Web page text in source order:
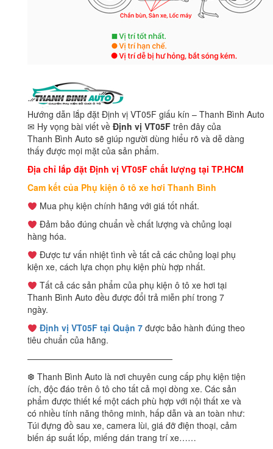
Hướng dẫn lắp đặt Định vị VT05F giấu kín – Thanh Bình Auto
✉ Hy vọng bài viết về Định vị VT05F trên đây của
Thanh Bình Auto sẽ giúp người dùng hiểu rõ và dễ dàng
thấy được mọi mặt của sản phẩm.
Địa chỉ lắp đặt Định vị VT05F chất lượng tại TP.HCM
Cam kết của Phụ kiện ô tô xe hơi Thanh Bình
Mua phụ kiện chính hãng với giá tốt nhất.
Đảm bảo đúng chuẩn về chất lượng và chủng loại
hàng hóa.
Được tư vấn nhiệt tình về tất cả các chủng loại phụ
kiện xe, cách lựa chọn phụ kiện phù hợp nhất.
Tất cả các sản phẩm của phụ kiện ô tô xe hơi tại
Thanh Bình Auto đều được đổi trả miễn phí trong 7
ngày.
Định vị VT05F tại Quận 7 được bảo hành đúng theo
tiêu chuẩn của hãng.
—————————————————
❆ Thanh Bình Auto là nơi chuyên cung cấp phụ kiện tiện
ích, độc đáo trên ô tô cho tất cả mọi dòng xe. Các sản
phẩm được thiết kế một cách phù hợp với nội thất xe và
có nhiều tính năng thông minh, hấp dẫn và an toàn như:
Túi đựng đồ sau xe, camera lùi, giá đỡ điện thoại, cảm
biến áp suất lốp, miếng dán trang trí xe……